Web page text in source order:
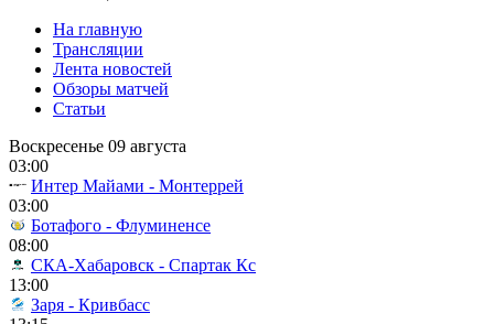
На главную
Трансляции
Лента новостей
Обзоры матчей
Статьи
Воскресенье 09 августа
03:00
Интер Майами - Монтеррей
03:00
Ботафого - Флуминенсе
08:00
СКА-Хабаровск - Спартак Кс
13:00
Заря - Кривбасс